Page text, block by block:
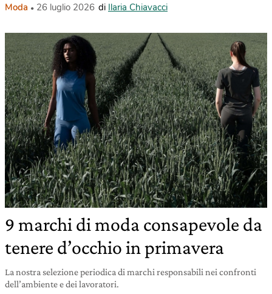
Moda 26 luglio 2026 di Ilaria Chiavacci
9 marchi di moda consapevole da
tenere d’occhio in primavera
La nostra selezione periodica di marchi responsabili nei confronti
dell’ambiente e dei lavoratori.